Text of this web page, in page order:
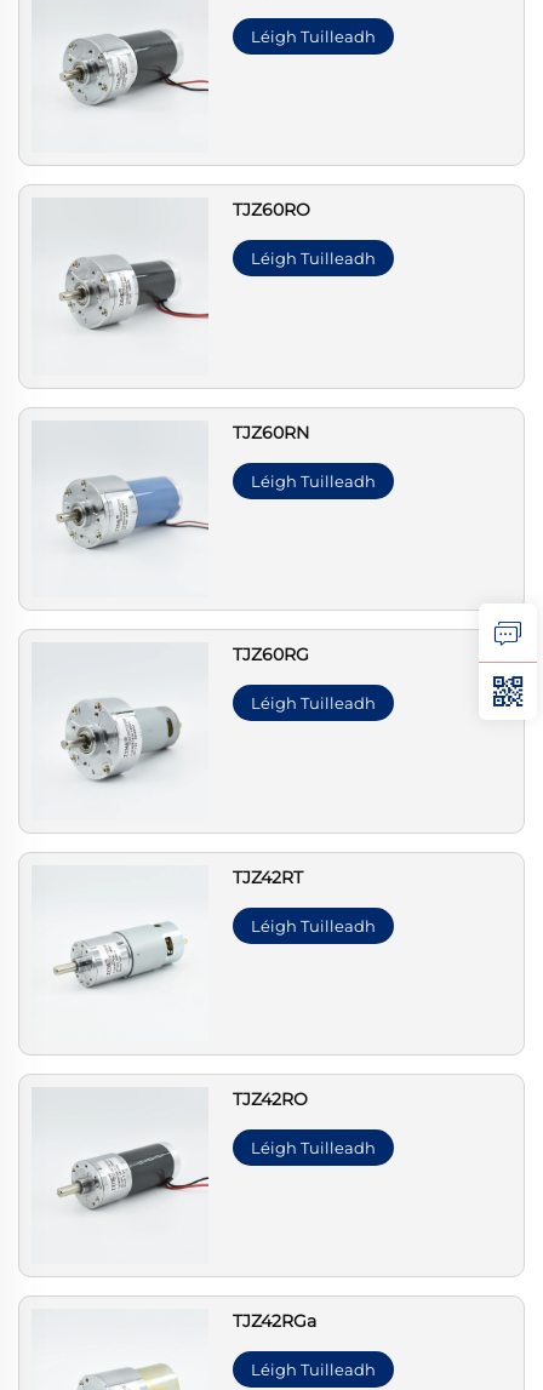
Léigh Tuilleadh
TJZ60RO
Léigh Tuilleadh
TJZ60RN
Léigh Tuilleadh
TJZ60RG
Léigh Tuilleadh
TJZ42RT
Léigh Tuilleadh
TJZ42RO
Léigh Tuilleadh
TJZ42RGa
Léigh Tuilleadh